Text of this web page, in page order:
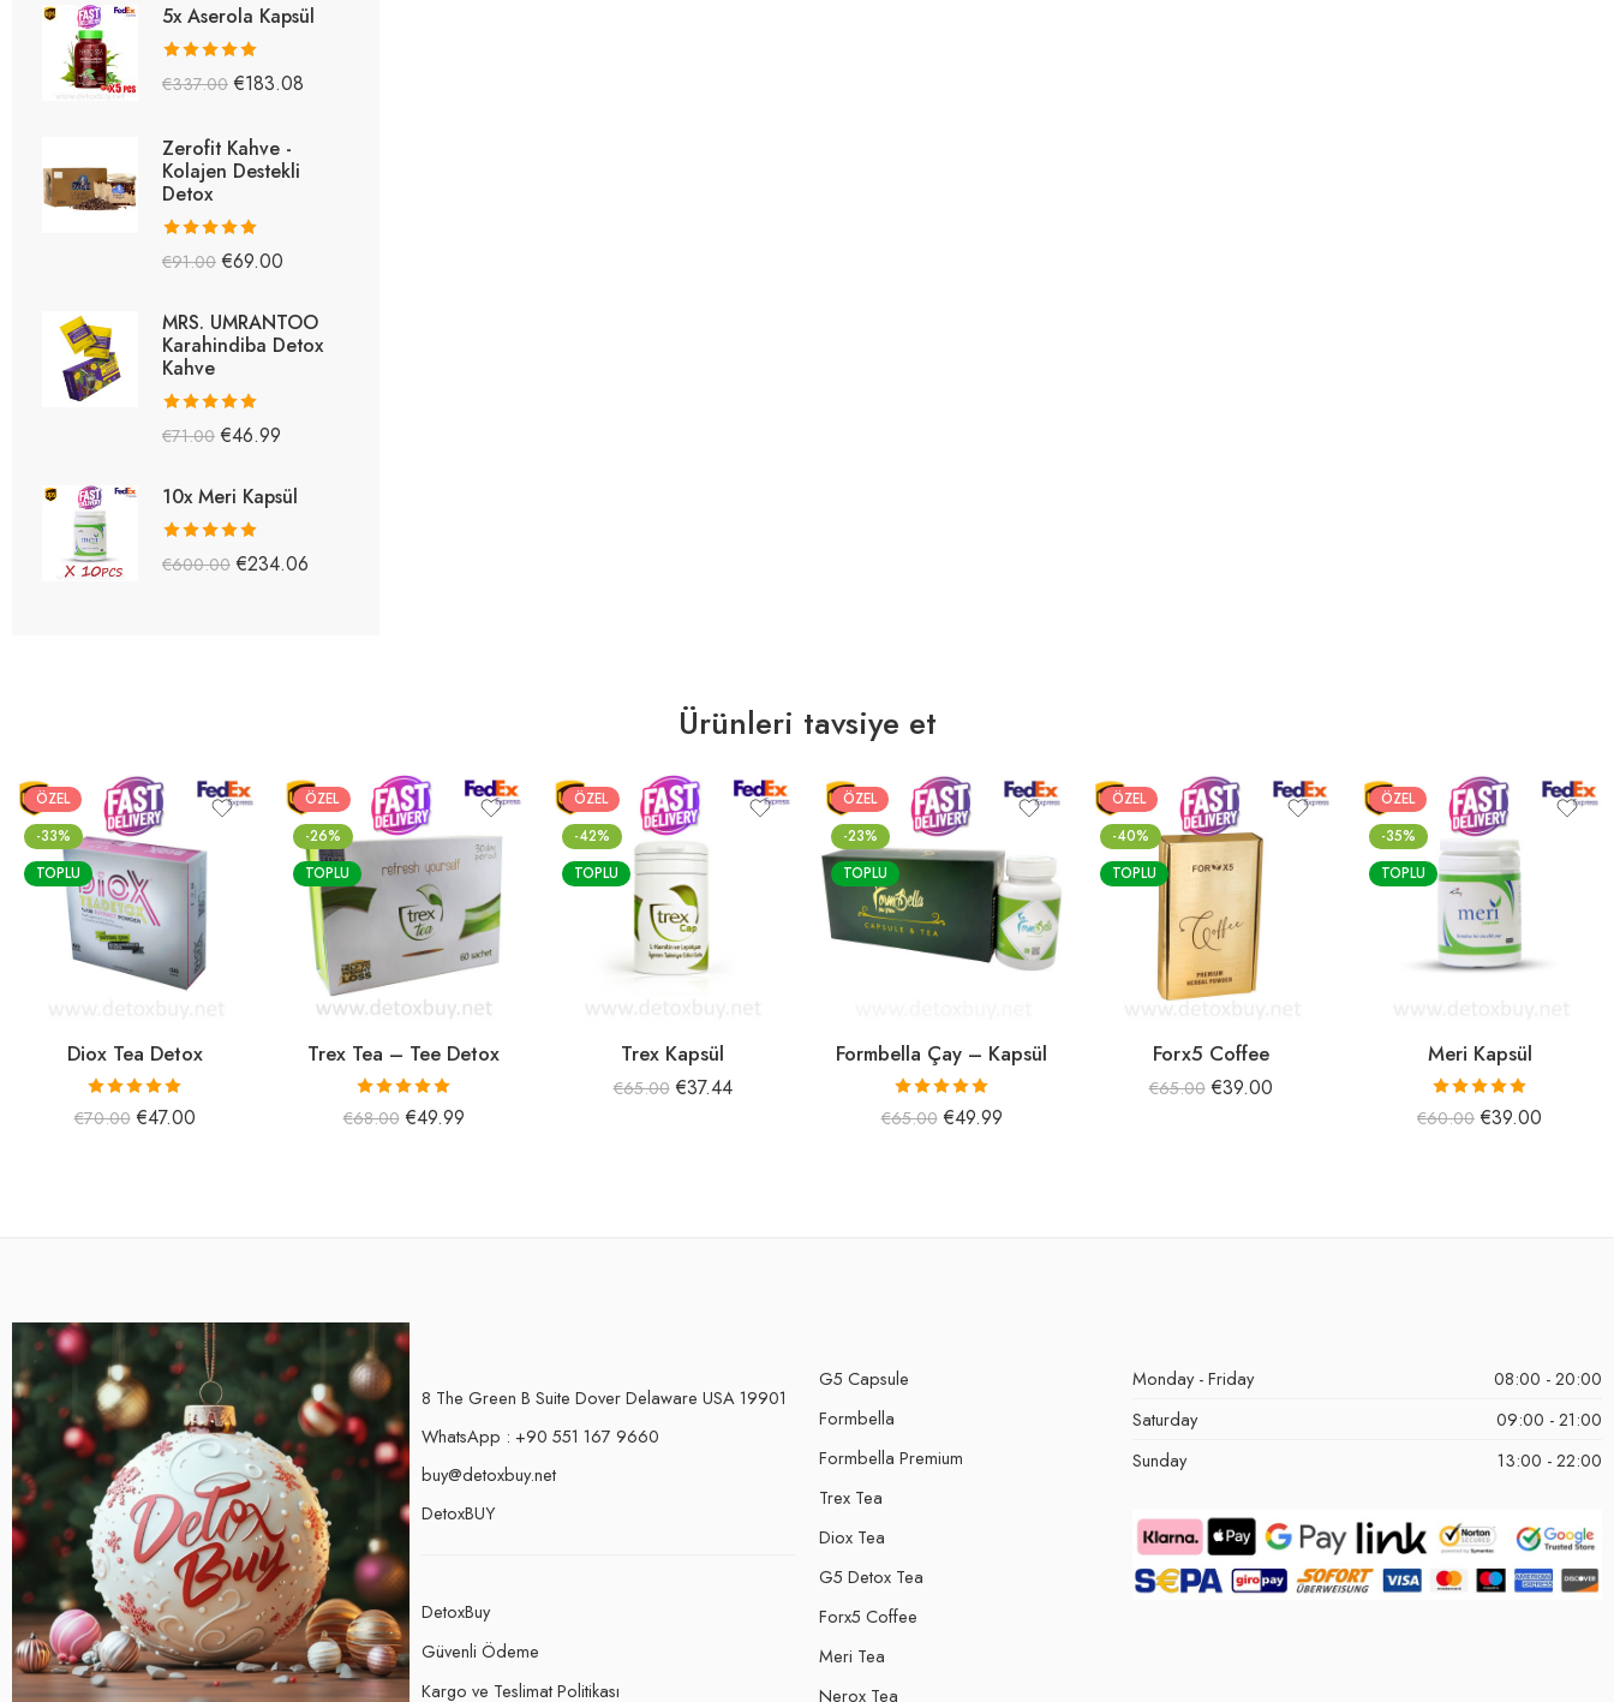
5x Aserola Kapsül
5 üzerinden
€337.00 €183.08
Zerofit Kahve -
Kolajen Destekli
Detox
5 üzerinden
€91.00 €69.00
MRS. UMRANTOO
Karahindiba Detox
Kahve
5 üzerinden
€71.00 €46.99
10x Meri Kapsül
5 üzerinden
€600.00 €234.06
Ürünleri tavsiye et
ÖZEL
-33%
TOPLU
Diox Tea Detox
5 üzerinden
5.00oy aldı
€70.00 €47.00
ÖZEL
-26%
TOPLU
Trex Tea – Tee Detox
5 üzerinden
5.00oy aldı
€68.00 €49.99
ÖZEL
-42%
TOPLU
Trex Kapsül
€65.00 €37.44
ÖZEL
-23%
TOPLU
Formbella Çay – Kapsül
5 üzerinden
5.00oy aldı
€65.00 €49.99
ÖZEL
-40%
TOPLU
Forx5 Coffee
€65.00 €39.00
ÖZEL
-35%
TOPLU
Meri Kapsül
5 üzerinden
5.00oy aldı
€60.00 €39.00
8 The Green B Suite Dover Delaware USA 19901
WhatsApp : +90 551 167 9660
buy@detoxbuy.net
DetoxBUY
DetoxBuy
Güvenli Ödeme
Kargo ve Teslimat Politikası
G5 Capsule
Formbella
Formbella Premium
Trex Tea
Diox Tea
G5 Detox Tea
Forx5 Coffee
Meri Tea
Nerox Tea
Monday - Friday
08:00 - 20:00
Saturday
09:00 - 21:00
Sunday
13:00 - 22:00